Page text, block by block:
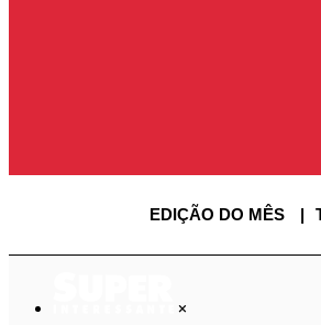
EDIÇÃO DO MÊS
×